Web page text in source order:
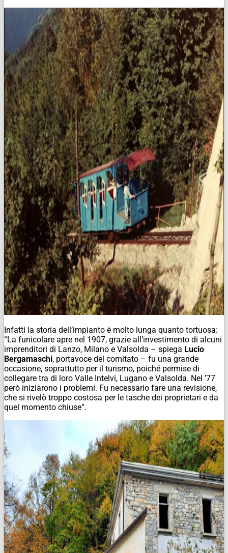
Infatti la storia dell’impianto è molto lunga quanto tortuosa:
“La funicolare apre nel 1907, grazie all’investimento di alcuni
imprenditori di Lanzo, Milano e Valsolda – spiega Lucio
Bergamaschi, portavoce del comitato – fu una grande
occasione, soprattutto per il turismo, poiché permise di
collegare tra di loro Valle Intelvi, Lugano e Valsolda. Nel ’77
però iniziarono i problemi. Fu necessario fare una revisione,
che si rivelò troppo costosa per le tasche dei proprietari e da
quel momento chiuse”.